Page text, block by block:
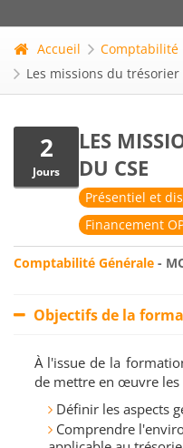
Accueil Comptabilité
Les missions du trésorier
2
Jours
LES
DU CSE
Présentiel et
Financement
Comptabilité Générale -
Objectifs de la
À l'issue de la
de mettre en œuvre les
Définir les aspects
Comprendre